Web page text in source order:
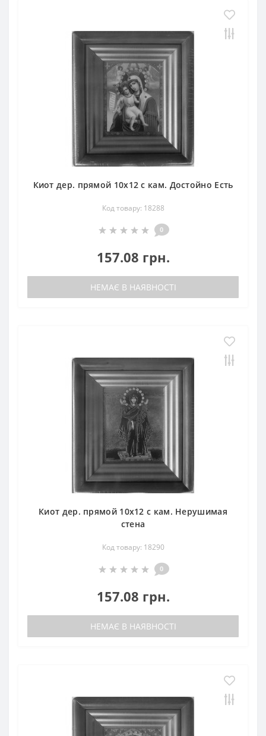
Киот дер. прямой 10х12 с кам. Достойно Есть
Код товару: 18288
0
157.08 грн.
НЕМАЄ В НАЯВНОСТІ
Киот дер. прямой 10х12 с кам. Нерушимая
стена
Код товару: 18290
0
157.08 грн.
НЕМАЄ В НАЯВНОСТІ